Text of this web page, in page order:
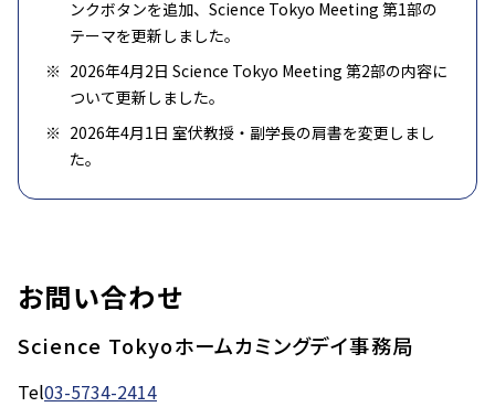
ンクボタンを追加、Science Tokyo Meeting 第1部の
テーマを更新しました。
2026年4月2日 Science Tokyo Meeting 第2部の内容に
ついて更新しました。
2026年4月1日 室伏教授・副学長の肩書を変更しまし
た。
お問い合わせ
Science Tokyoホームカミングデイ事務局
Tel03-5734-2414